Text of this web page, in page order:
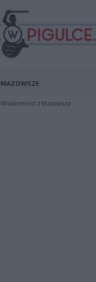
MAZOWSZE
Wiadomości z Mazowsza